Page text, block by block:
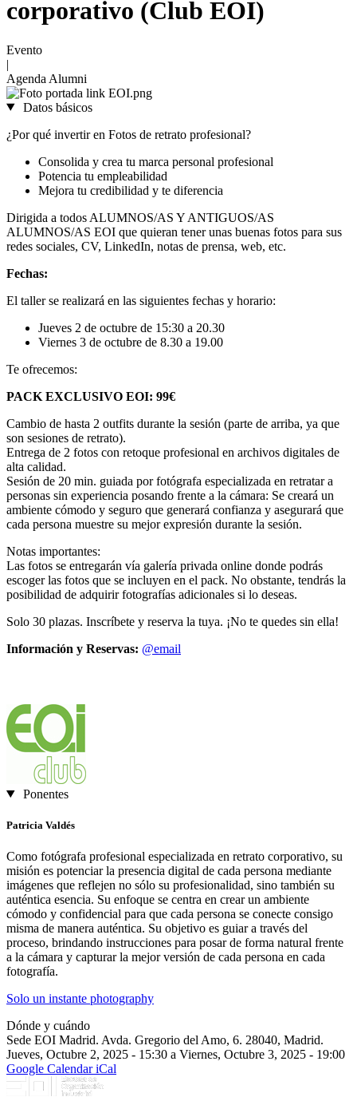
corporativo (Club EOI)
Evento
|
Agenda Alumni
Datos básicos
¿Por qué invertir en Fotos de retrato profesional?
Consolida y crea tu marca personal profesional
Potencia tu empleabilidad
Mejora tu credibilidad y te diferencia
Dirigida a todos ALUMNOS/AS Y ANTIGUOS/AS
ALUMNOS/AS EOI que quieran tener unas buenas fotos para sus
redes sociales, CV, LinkedIn, notas de prensa, web, etc.
Fechas:
El taller se realizará en las siguientes fechas y horario:
Jueves 2 de octubre de 15:30 a 20.30
Viernes 3 de octubre de 8.30 a 19.00
Te ofrecemos:
PACK EXCLUSIVO EOI: 99€
Cambio de hasta 2 outfits durante la sesión (parte de arriba, ya que
son sesiones de retrato).
Entrega de 2 fotos con retoque profesional en archivos digitales de
alta calidad.
Sesión de 20 min. guiada por fotógrafa especializada en retratar a
personas sin experiencia posando frente a la cámara: Se creará un
ambiente cómodo y seguro que generará confianza y asegurará que
cada persona muestre su mejor expresión durante la sesión.
Notas importantes:
Las fotos se entregarán vía galería privada online donde podrás
escoger las fotos que se incluyen en el pack. No obstante, tendrás la
posibilidad de adquirir fotografías adicionales si lo deseas.
Solo 30 plazas. Inscríbete y reserva la tuya. ¡No te quedes sin ella!
Información y Reservas: @email
Ponentes
Patricia Valdés
Como fotógrafa profesional especializada en retrato corporativo, su
misión es potenciar la presencia digital de cada persona mediante
imágenes que reflejen no sólo su profesionalidad, sino también su
auténtica esencia. Su enfoque se centra en crear un ambiente
cómodo y confidencial para que cada persona se conecte consigo
misma de manera auténtica. Su objetivo es guiar a través del
proceso, brindando instrucciones para posar de forma natural frente
a la cámara y capturar la mejor versión de cada persona en cada
fotografía.
Solo un instante photography
Dónde y cuándo
Sede EOI Madrid. Avda. Gregorio del Amo, 6. 28040, Madrid.
Jueves, Octubre 2, 2025 - 15:30 a Viernes, Octubre 3, 2025 - 19:00
Google CalendariCal